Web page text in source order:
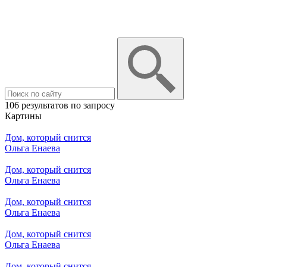
106 результатов по запросу
Картины
Дом, который снится
Ольга Енаева
Дом, который снится
Ольга Енаева
Дом, который снится
Ольга Енаева
Дом, который снится
Ольга Енаева